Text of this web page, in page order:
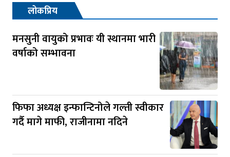
लोकप्रिय
मनसुनी वायुको प्रभावः यी स्थानमा भारी
वर्षाको सम्भावना
फिफा अध्यक्ष इन्फान्टिनोले गल्ती स्वीकार
गर्दै मागे माफी, राजीनामा नदिने